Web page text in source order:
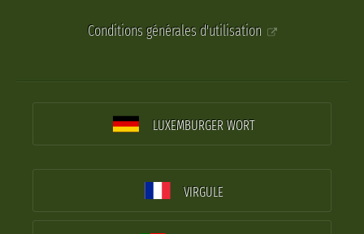
Conditions générales d'utilisation
LUXEMBURGER WORT
VIRGULE